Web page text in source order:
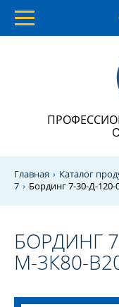
Главная Каталог
7
Бординг 7-30-Д-
БОРДИНГ
М-3К80-